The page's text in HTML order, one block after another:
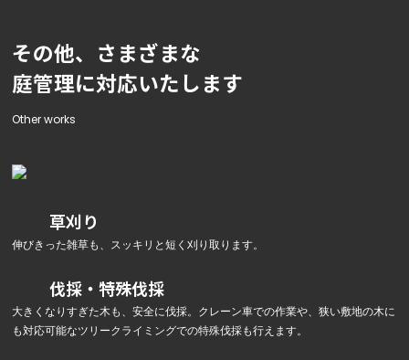
その他、さまざまな
庭管理に対応いたします
Other works
草刈り
伸びきった雑草も、スッキリと短く刈り取ります。
伐採・特殊伐採
大きくなりすぎた木も、安全に伐採。クレーン車での作業や、狭い敷地の木に
も対応可能なツリークライミングでの特殊伐採も行えます。